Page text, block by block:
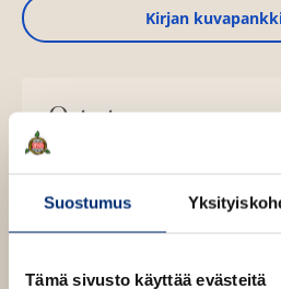
Suostumus
Tämä sivusto käyttää evästeitä
Kirjan
Osta teos
K
n
B
k